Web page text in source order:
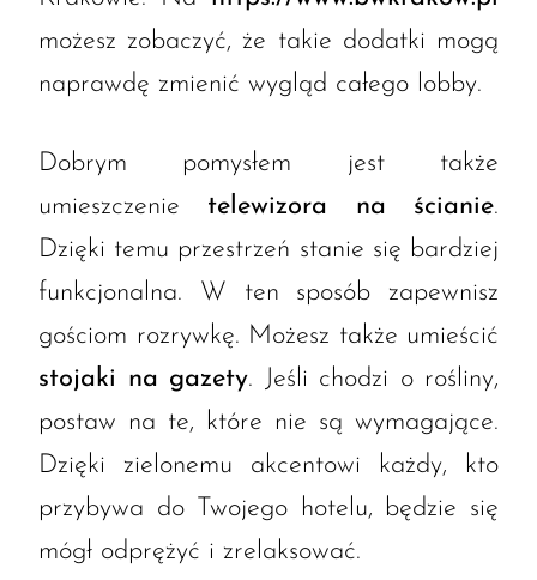
możesz zobaczyć, że takie dodatki mogą
naprawdę zmienić wygląd całego lobby.
Dobrym pomysłem jest także
umieszczenie telewizora na ścianie.
Dzięki temu przestrzeń stanie się bardziej
funkcjonalna. W ten sposób zapewnisz
gościom rozrywkę. Możesz także umieścić
stojaki na gazety. Jeśli chodzi o rośliny,
postaw na te, które nie są wymagające.
Dzięki zielonemu akcentowi każdy, kto
przybywa do Twojego hotelu, będzie się
mógł odprężyć i zrelaksować.